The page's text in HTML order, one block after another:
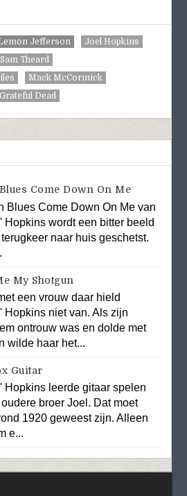
Jefferson
Joel Hopkins
Theard
Mack McCormick
Dead
Come Down On Me
Blues Come Down On Me van
Hopkins wordt een bitter beeld
naar huis geschetst.
My Shotgun
een vrouw daar hield
Hopkins niet van. Als zijn
ontrouw was en dolde met
wilde haar het...
Guitar
Hopkins leerde gitaar spelen
broer Joel. Dat moet
1920 geweest zijn. Alleen
e...